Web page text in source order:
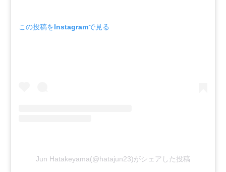
この投稿をInstagramで見る
Jun Hatakeyama(@hatajun23)がシェアした投稿